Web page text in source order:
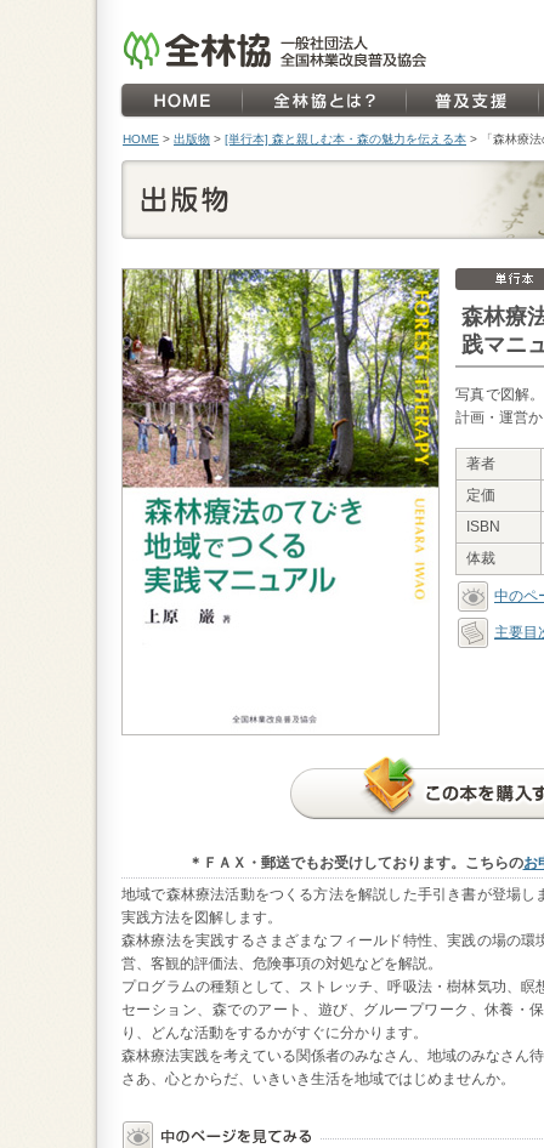
HOME > 出版物 > [単行本] 森と親しむ本・森の魅力を伝える本 > 「森林療
森林療
践マニ
写真で図解
計画・運営
著者
定価
ISBN
体裁
中のペ
主要目
＊ＦＡＸ・郵送でもお受けしております。こちらのお
地域で森林療法活動をつくる方法を解説した手引き書が登場
実践方法を図解します。
森林療法を実践するさまざまなフィールド特性、実践の場の
営、客観的評価法、危険事項の対処などを解説。
プログラムの種類として、ストレッチ、呼吸法・樹林気功、
セーション、森でのアート、遊び、グループワーク、休養・
り、どんな活動をするかがすぐに分かります。
森林療法実践を考えている関係者のみなさん、地域のみなさん
さあ、心とからだ、いきいき生活を地域ではじめませんか。